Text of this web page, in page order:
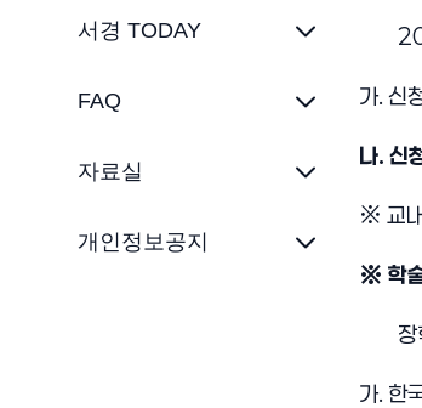
서경 TODAY
FAQ
자료실
개인정보공지
가. 신
나. 신
※ 교
※ 학
가. 한